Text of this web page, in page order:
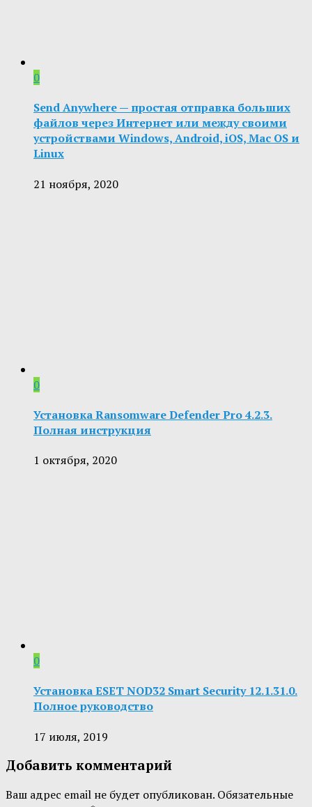
0
Send Anywhere — простая отправка больших
файлов через Интернет или между своими
устройствами Windows, Android, iOS, Mac OS и
Linux
21 ноября, 2020
0
Установка Ransomware Defender Pro 4.2.3.
Полная инструкция
1 октября, 2020
0
Установка ESET NOD32 Smart Security 12.1.31.0.
Полное руководство
17 июля, 2019
Добавить комментарий
Ваш адрес email не будет опубликован. Обязательные